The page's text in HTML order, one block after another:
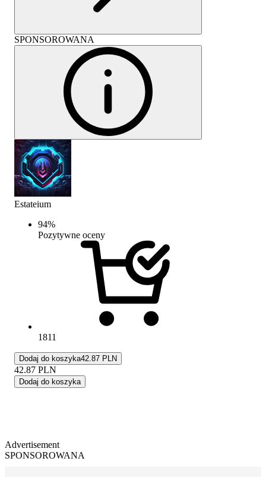
SPONSOROWANA
Estateium
94%
Pozytywne oceny
1811
Dodaj do koszyka42.87 PLN
42.87 PLN
Dodaj do koszyka
Advertisement
SPONSOROWANA